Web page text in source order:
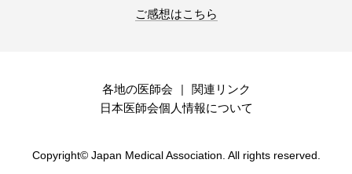
ご感想はこちら
各地の医師会
関連リンク
日本医師会個人情報について
Copyright© Japan Medical Association. All rights reserved.